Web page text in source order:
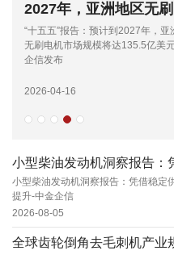
2027年，亚洲地区无
机市场规模将达135.5
元-中金企信发布
“十五五”报告：预计到2027年，亚
无刷电机市场规模将达135.5亿美
企信发布
2026-04-16
小型柴油发动机洞察报告：凭借稳定
提升-中金企信
2026-08-05